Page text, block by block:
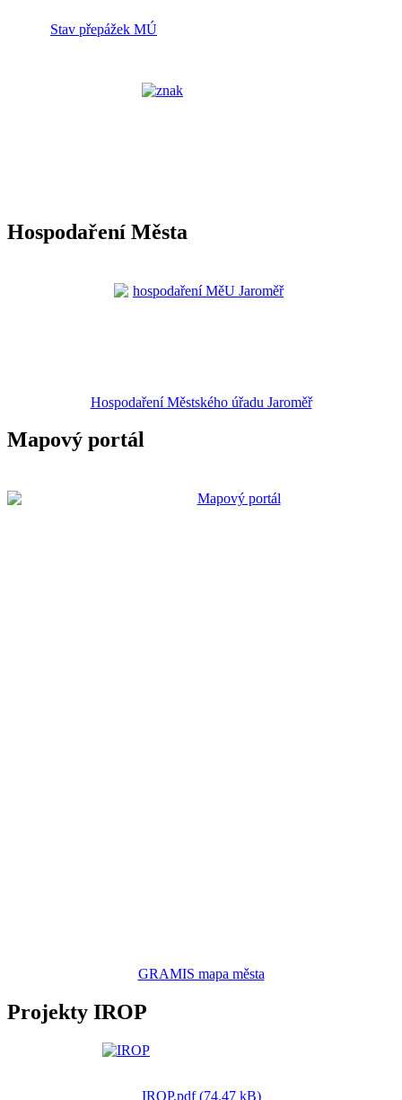
Stav přepážek MÚ
Hospodaření Města
Hospodaření Městského úřadu Jaroměř
Mapový portál
GRAMIS mapa města
Projekty IROP
IROP.pdf (74.47 kB)